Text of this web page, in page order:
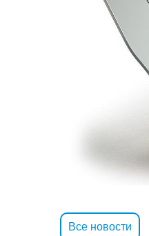
Все новости